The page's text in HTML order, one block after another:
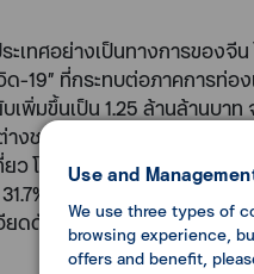
ระเทศอย่างเป็นทางการขอ
-19” ที่กระทบต่อภาคการท่อ
เพิ่มขึ้นเป็น 1.25 ล้านล้านบา
างชาติเริ่มเห็นสัญญาณฟื้นตัว
ว โดยพบว่ารายได้จากนักท่
สูงกว่าจำนวนนักท่องเ
ดดังนี้
Use and
We use three types of
browsing experience,
offers and benefit,